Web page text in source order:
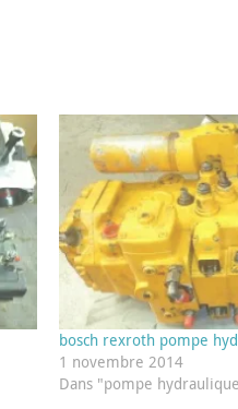
bosch rexroth pompe
1 novembre 2014
Dans "pompe